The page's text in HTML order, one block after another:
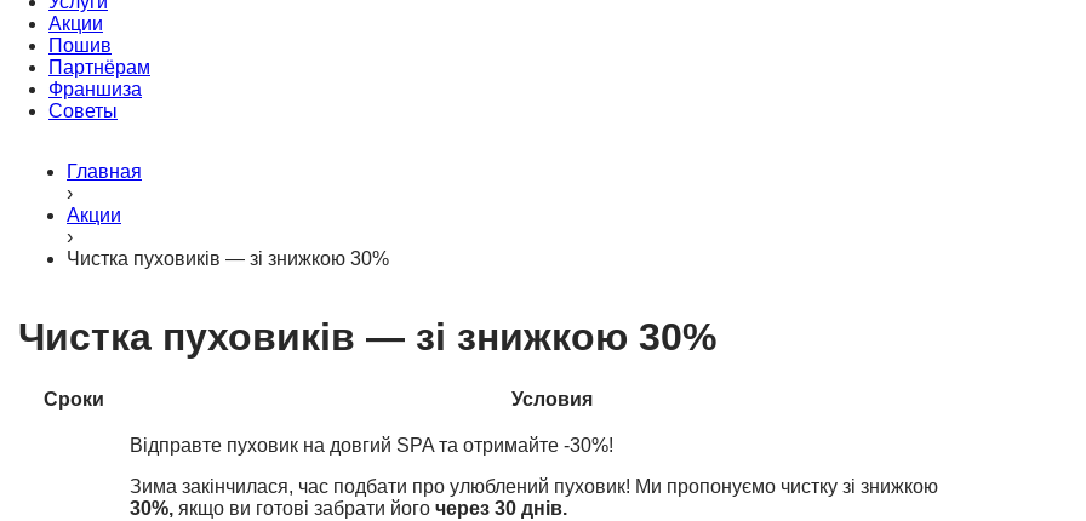
Акции
Пошив
Партнёрам
Франшиза
Советы
Главная
›
Акции
›
Чистка пуховиків — зі знижкою 30%
Чистка пуховиків — зі знижкою 30%
Сроки Условия
Відправте пуховик на довгий SPA та отримайте -30%!
Зима закінчилася, час подбати про улюблений пуховик! Ми пропонуємо чистку зі знижкою
30%, якщо ви готові забрати його через 30 днів.